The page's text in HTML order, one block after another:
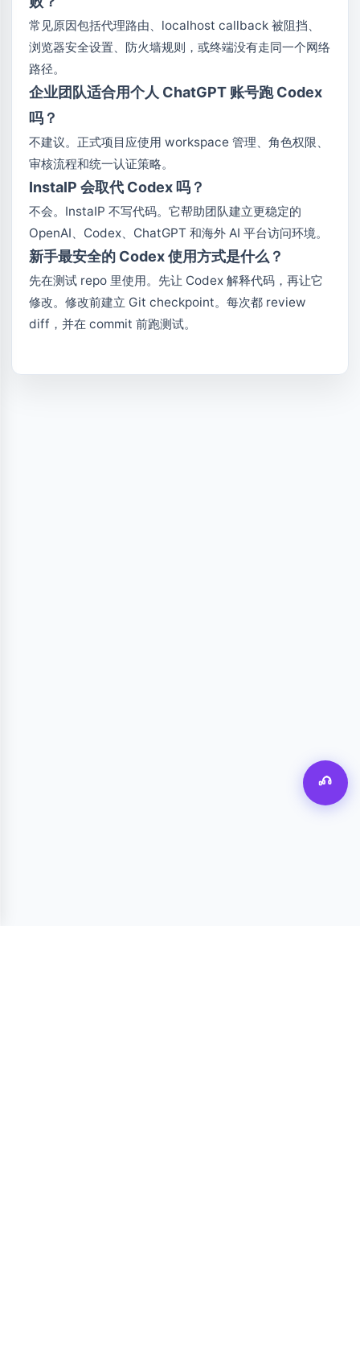
常见原因包括代理路由、localhost callback 被阻挡、
浏览器安全设置、防火墙规则，或终端没有走同一个网络
路径。
企业团队适合用个人 ChatGPT 账号跑 Codex
吗？
不建议。正式项目应使用 workspace 管理、角色权限、
审核流程和统一认证策略。
InstaIP 会取代 Codex 吗？
不会。InstaIP 不写代码。它帮助团队建立更稳定的
OpenAI、Codex、ChatGPT 和海外 AI 平台访问环境。
新手最安全的 Codex 使用方式是什么？
先在测试 repo 里使用。先让 Codex 解释代码，再让它
修改。修改前建立 Git checkpoint。每次都 review
diff，并在 commit 前跑测试。